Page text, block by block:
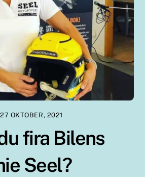
27 OKTOBER, 2021
fira Bilens
Seel?